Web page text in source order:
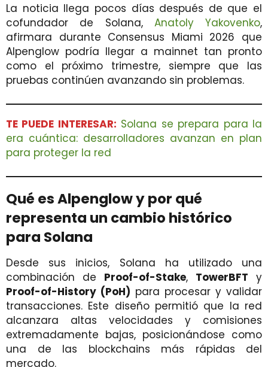
La noticia llega pocos días después de que el
cofundador de Solana, Anatoly Yakovenko,
afirmara durante Consensus Miami 2026 que
Alpenglow podría llegar a mainnet tan pronto
como el próximo trimestre, siempre que las
pruebas continúen avanzando sin problemas.
TE PUEDE INTERESAR: Solana se prepara para la
era cuántica: desarrolladores avanzan en plan
para proteger la red
Qué es Alpenglow y por qué
representa un cambio histórico
para Solana
Desde sus inicios, Solana ha utilizado una
combinación de Proof-of-Stake, TowerBFT y
Proof-of-History (PoH) para procesar y validar
transacciones. Este diseño permitió que la red
alcanzara altas velocidades y comisiones
extremadamente bajas, posicionándose como
una de las blockchains más rápidas del
mercado.